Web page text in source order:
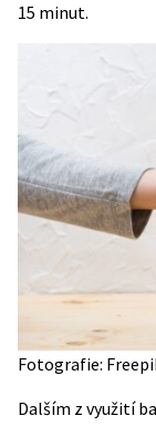
15 minut.
Fotografie:
Dalším z využití